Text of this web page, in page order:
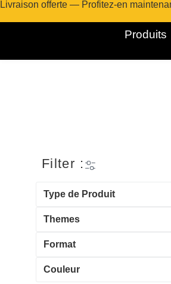
Livraison offerte — Profitez-en
Produits
Filter :
Type de Produit
Themes
Format
Couleur